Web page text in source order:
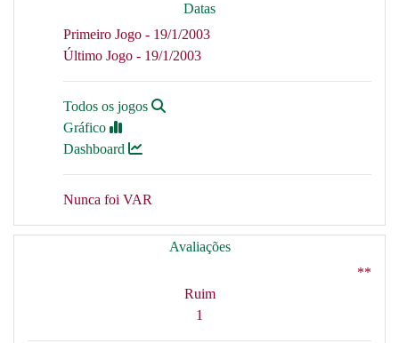
Datas
Primeiro Jogo - 19/1/2003
Último Jogo - 19/1/2003
Todos os jogos
Gráfico
Dashboard
Nunca foi VAR
Avaliações
**
Ruim
1